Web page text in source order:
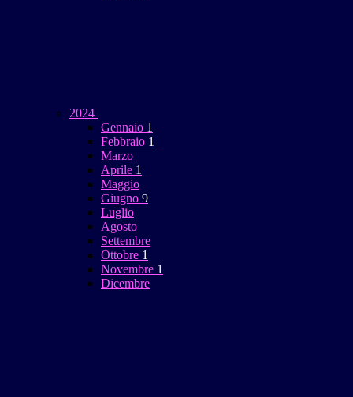
2024
Gennaio 1
Febbraio 1
Marzo
Aprile 1
Maggio
Giugno 9
Luglio
Agosto
Settembre
Ottobre 1
Novembre 1
Dicembre